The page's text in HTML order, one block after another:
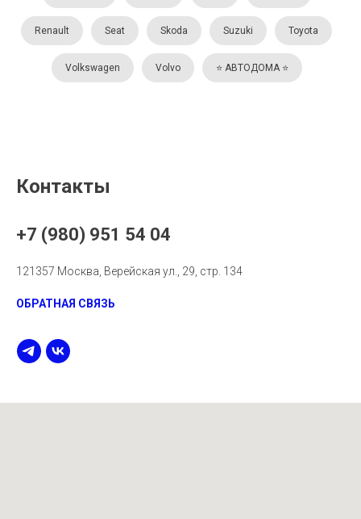
Renault Seat Skoda Suzuki Toyota
Volkswagen Volvo ⭐️ АВТОДОМА ⭐️
Контакты
+7 (980) 951 54 04
121357 Москва, Верейская ул., 29, стр. 134
ОБРАТНАЯ СВЯЗЬ